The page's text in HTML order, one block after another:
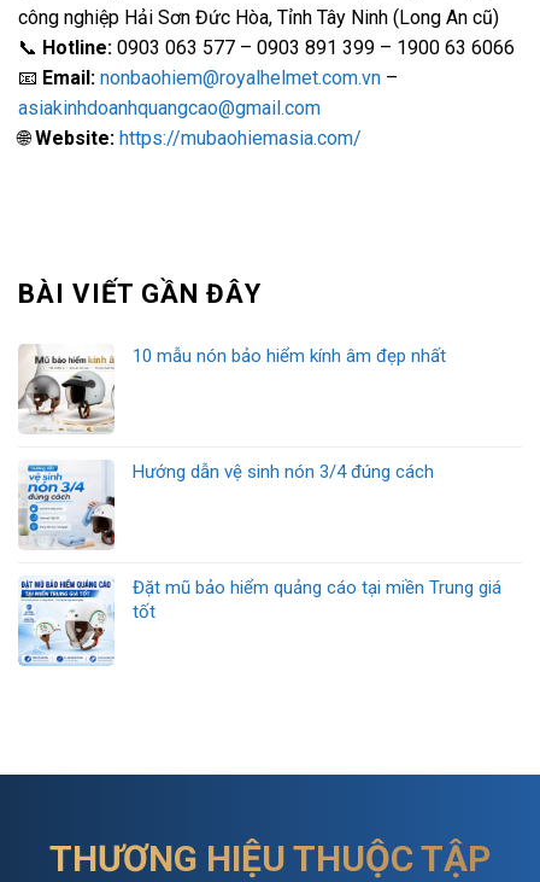
công nghiệp Hải Sơn Đức Hòa, Tỉnh Tây Ninh (Long An cũ)
📞 Hotline: 0903 063 577 – 0903 891 399 – 1900 63 6066
📧 Email: nonbaohiem@royalhelmet.com.vn –
asiakinhdoanhquangcao@gmail.com
🌐Website: https://mubaohiemasia.com/
BÀI VIẾT GẦN ĐÂY
10 mẫu nón bảo hiểm kính âm đẹp nhất
Hướng dẫn vệ sinh nón 3/4 đúng cách
Đặt mũ bảo hiểm quảng cáo tại miền Trung giá
tốt
THƯƠNG HIỆU THUỘC TẬP